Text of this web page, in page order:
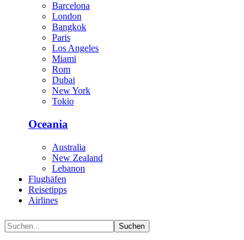
Barcelona
London
Bangkok
Paris
Los Angeles
Miami
Rom
Dubai
New York
Tokio
Oceania
Australia
New Zealand
Lebanon
Flughäfen
Reisetipps
Airlines